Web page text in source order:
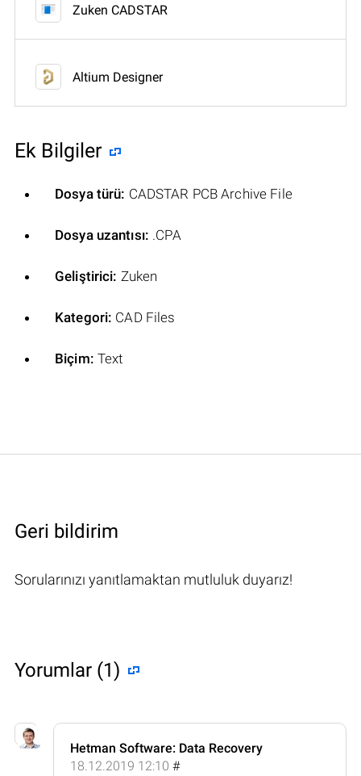
Zuken CADSTAR
Altium Designer
Ek Bilgiler
Dosya türü: CADSTAR PCB Archive File
Dosya uzantısı: .CPA
Geliştirici: Zuken
Kategori: CAD Files
Biçim: Text
Geri bildirim
Sorularınızı yanıtlamaktan mutluluk duyarız!
Yorumlar (1)
Hetman Software: Data Recovery
18.12.2019 12:10 #